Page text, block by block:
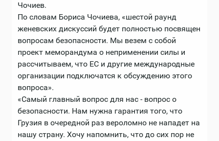
Чочиев.
По словам Бориса Чочиева, «шестой раунд
женевских дискуссий будет полностью посвящен
вопросам безопасности. Мы везем с собой
проект меморандума о неприменении силы и
рассчитываем, что ЕС и другие международные
организации подключатся к обсуждению этого
вопроса».
«Самый главный вопрос для нас - вопрос о
безопасности. Нам нужна гарантия того, что
Грузия в очередной раз вероломно не нападет на
нашу страну. Хочу напомнить, что до сих пор не